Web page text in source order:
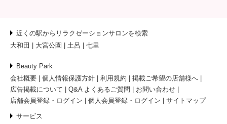
近くの駅からリラクゼーションサロンを検索
大和田
大宮公園 土呂 七里
Beauty Park
会社概要
個人情報保護方針 利用規約
掲載ご希望の店舗様へ
広告掲載について
Q&A よくあるご質問
お問い合わせ
店舗会員登録・ログイン
個人会員登録・ログイン サイトマップ
サービス